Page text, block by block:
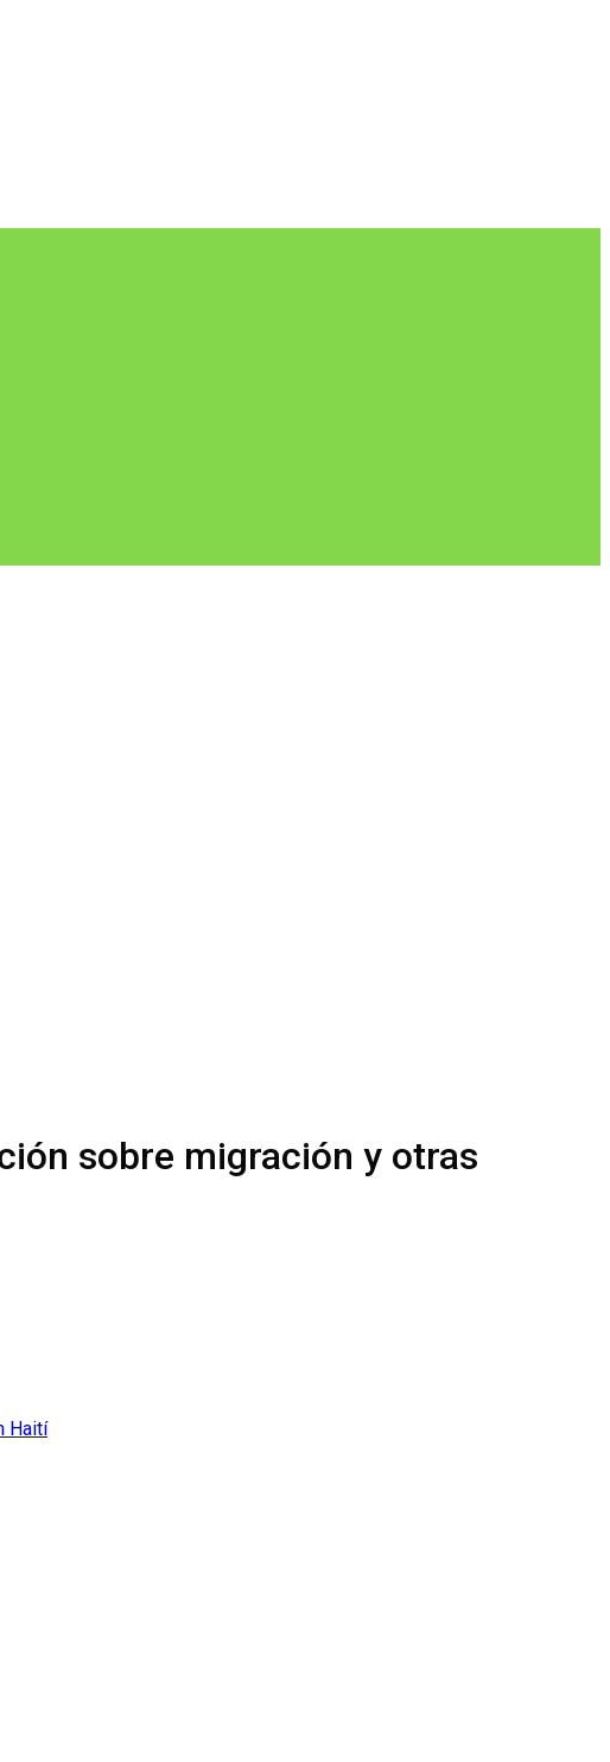
sobre migración y otras